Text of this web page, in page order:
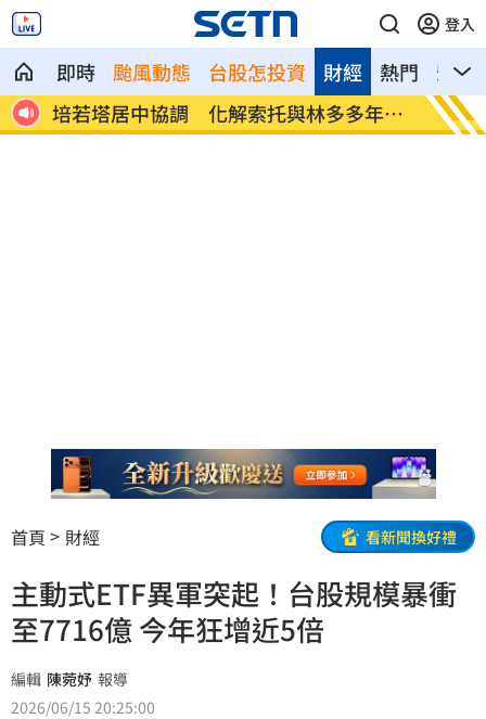
登入
即時 颱風動態 台股怎投資 熱門 影音
財經
牲
培若塔居中協調 化解索托與林多多年心
結
才駁
首頁 財經 看新聞換好禮
主動式ETF異軍突起！台股規模暴衝
至7716億 今年狂增近5倍
編輯 陳菀妤 報導
2026/06/15 20:25:00